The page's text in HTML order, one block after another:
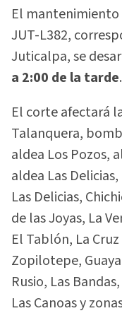
El
JUT-L382,
Juticalpa, se
a 2:00 de la tarde.
El corte afectará
Talanquera,
aldea Los Pozos,
aldea Las
Las Delicias,
de las Joyas, La
El Tablón, La
Zopilotepe,
Rusio, Las
Las Canoas y